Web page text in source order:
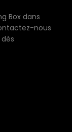
Box dans
nous